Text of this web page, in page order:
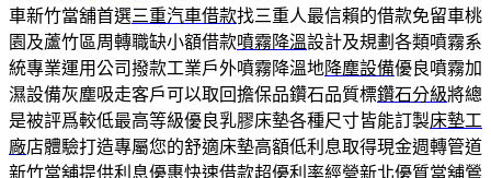
車新竹當舖首選三重汽車借款找三重人最信賴的借款免留車桃
園及蘆竹區周轉職缺小額借款噴霧降溫設計及規劃各類噴霧系
統專業運用公司撥款工業戶外噴霧降溫地降塵設備優良噴霧加
濕設備灰塵吸走客戶可以取回擔保品鑽石品質標鑽石分級將總
是被評爲較低最高等級優良乳膠床墊各種尺寸皆能訂製床墊工
廠店體驗打造專屬您的舒適床墊高額低利息取得現金週轉管道
新竹當舖提供利息優惠快速借款超優利率經營新北優質當舖鶯